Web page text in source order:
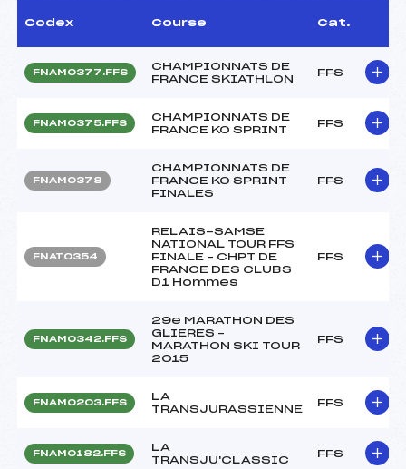
Codex Course Cat.
FNAM0377.FFS
CHAMPIONNATS DE
FRANCE SKIATHLON
FFS
FNAM0375.FFS
CHAMPIONNATS DE
FRANCE KO SPRINT
FFS
FNAM0378
CHAMPIONNATS DE
FRANCE KO SPRINT
FINALES
FFS
FNAT0354
RELAIS-SAMSE
NATIONAL TOUR FFS
FINALE – CHPT DE
FRANCE DES CLUBS
D1 Hommes
FFS
FNAM0342.FFS
29e MARATHON DES
GLIERES –
MARATHON SKI TOUR
2015
FFS
FNAM0203.FFS
LA
TRANSJURASSIENNE
FFS
FNAM0182.FFS
LA
TRANSJU'CLASSIC
FFS